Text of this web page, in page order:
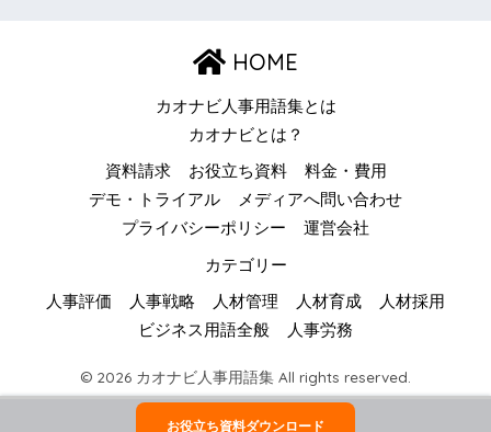
HOME
カオナビ人事用語集とは
カオナビとは？
資料請求 お役立ち資料
料金・費用
デモ・トライアル
メディアへ問い合わせ
プライバシーポリシー
運営会社
カテゴリー
人事評価 人事戦略 人材管理 人材育成
人材採用
ビジネス用語全般
人事労務
© 2026 カオナビ人事用語集 All rights reserved.
お役立ち資料ダウンロード